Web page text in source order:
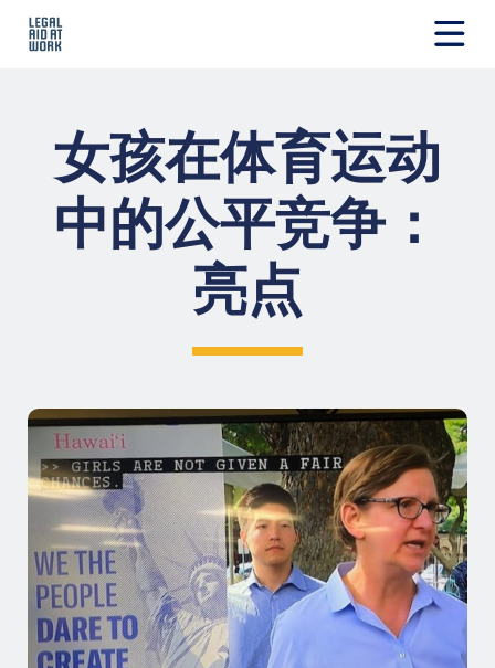
Work
女孩在体育运动
中的公平竞争：
亮点